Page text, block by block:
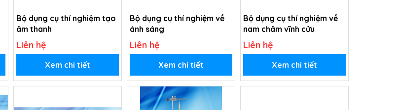
Bộ dụng cụ thí nghiệm tạo
âm thanh
Liên hệ
Xem chi tiết
Bộ dụng cụ thí nghiệm về
ánh sáng
Liên hệ
Xem chi tiết
Bộ dụng cụ thí nghiệm về
nam châm vĩnh cửu
Liên hệ
Xem chi tiết